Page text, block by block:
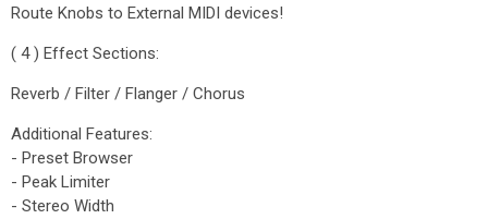
Route Knobs to External MIDI devices!
( 4 ) Effect Sections:
Reverb / Filter / Flanger / Chorus
Additional Features:
- Preset Browser
- Peak Limiter
- Stereo Width